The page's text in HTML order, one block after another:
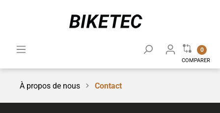
0
COMPARER
À propos de nous Contact